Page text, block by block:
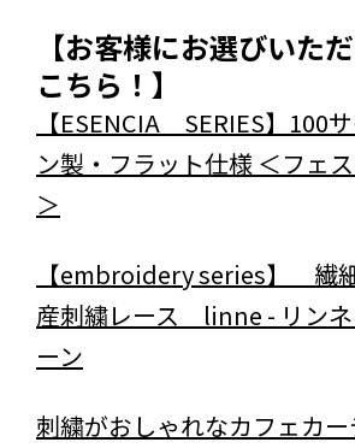
【お客様にお選びいた
こちら！】
【ESENCIA SERIES】100
ン製・フラット仕様 ＜フェ
＞
【embroidery series】 繊
産刺繍レース linne - リン
ーン
刺繍がおしゃれなカフェカー